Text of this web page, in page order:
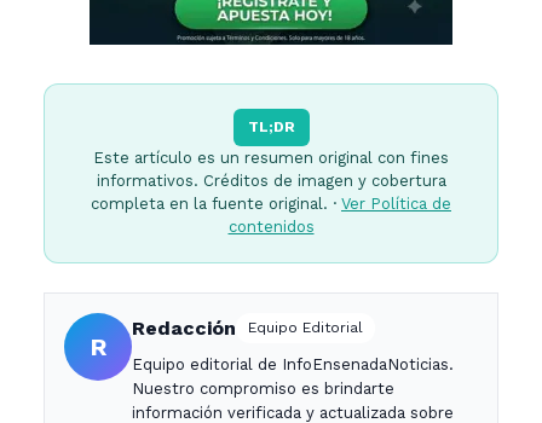
TL;DR
Este artículo es un resumen original con fines
informativos. Créditos de imagen y cobertura
completa en la fuente original. · Ver Política de
contenidos
R
Redacción Equipo Editorial
Equipo editorial de InfoEnsenadaNoticias.
Nuestro compromiso es brindarte
información verificada y actualizada sobre